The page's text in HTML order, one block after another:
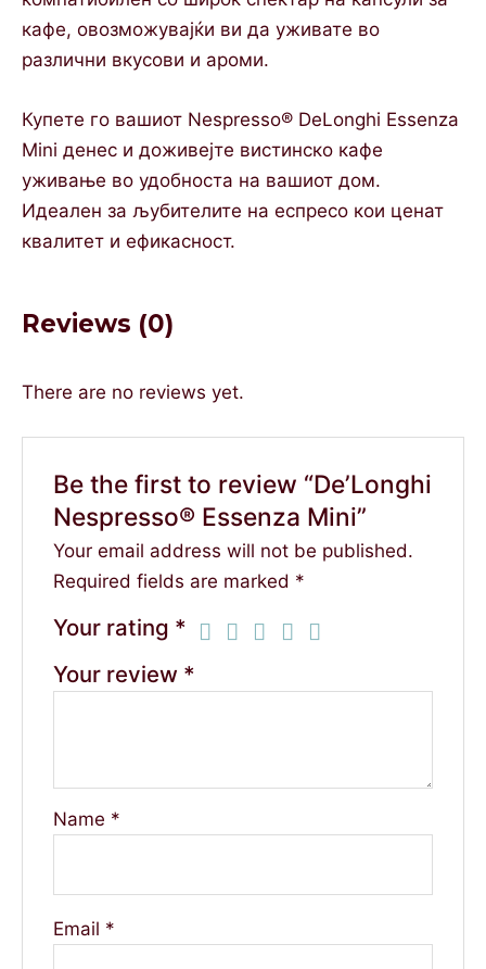
кафе, овозможувајќи ви да уживате во
различни вкусови и ароми.
Купете го вашиот Nespresso® DeLonghi Essenza
Mini денес и доживејте вистинско кафе
уживање во удобноста на вашиот дом.
Идеален за љубителите на еспресо кои ценат
квалитет и ефикасност.
Reviews (0)
There are no reviews yet.
Be the first to review “De’Longhi
Nespresso® Essenza Mini”
Your email address will not be published.
Required fields are marked *
Your rating *
Your review *
Name *
Email *